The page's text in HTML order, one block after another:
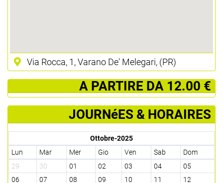
Via Rocca, 1, Varano De' Melegari, (PR)
­ A PARTIRE DA 12.00 €
JOURNéES & HORAIRES
Ottobre-2025
Lun
Mar Mer Gio Ven Sab
Dom
29
30 01 02 03 04
05
06
07 08 09 10 11
12